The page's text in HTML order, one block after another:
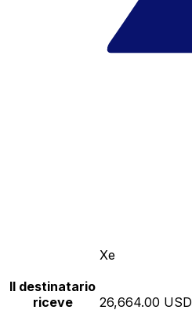
Xe
Il destinatario
riceve
26,664.00 USD